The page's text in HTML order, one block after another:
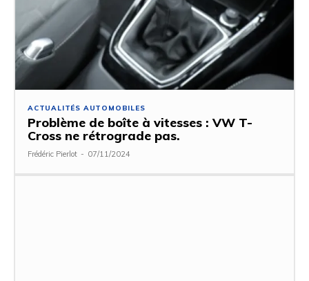
ACTUALITÉS AUTOMOBILES
Problème de boîte à vitesses : VW T-
Cross ne rétrograde pas.
Frédéric Pierlot - 07/11/2024